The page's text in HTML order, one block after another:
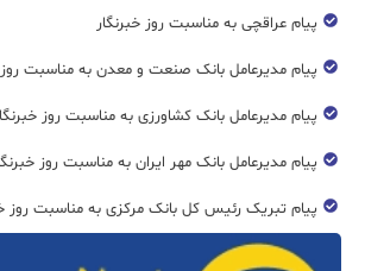
پیام عراقچی به مناسبت روز خبرنگار
پیام مدیرعامل بانک صنعت و معدن به مناسبت روز
پیام مدیرعامل بانک کشاورزی به مناسبت روز
پیام مدیرعامل بانک مهر ایران به مناسبت روز
پیام تبریک رئیس کل بانک مرکزی به مناسبت روز